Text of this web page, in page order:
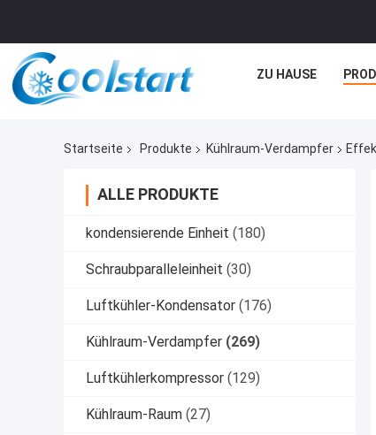
ZU HAUSE
Startseite Produkte Kühlraum-Verdampfer
ALLE PRODUKTE
kondensierende Einheit (180)
Schraubparalleleinheit (30)
Luftkühler-Kondensator (176)
Kühlraum-Verdampfer (269)
Luftkühlerkompressor (129)
Kühlraum-Raum (27)